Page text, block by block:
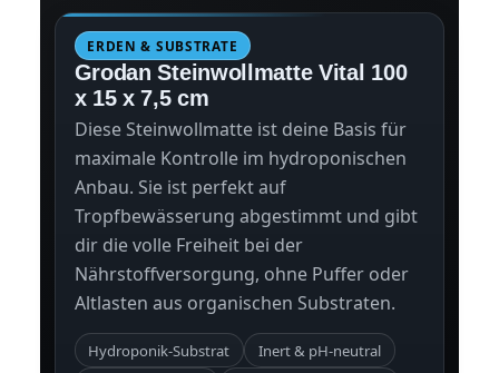
ERDEN & SUBSTRATE
Grodan Steinwollmatte Vital 100
x 15 x 7,5 cm
Diese Steinwollmatte ist deine Basis für
maximale Kontrolle im hydroponischen
Anbau. Sie ist perfekt auf
Tropfbewässerung abgestimmt und gibt
dir die volle Freiheit bei der
Nährstoffversorgung, ohne Puffer oder
Altlasten aus organischen Substraten.
Hydroponik-Substrat
Inert & pH-neutral